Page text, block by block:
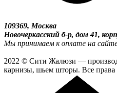
109369, Москва
Новочеркасский б-р, дом 41,
Мы принимаем к оплате на
2022 © Сити Жалюзи —
карнизы, шьем шторы. Все